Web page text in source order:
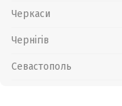
Черкаси
Чернігів
Севастополь